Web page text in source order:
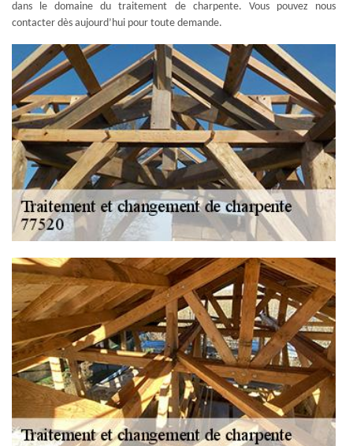
dans le domaine du traitement de charpente. Vous pouvez nous
contacter dès aujourd’hui pour toute demande.